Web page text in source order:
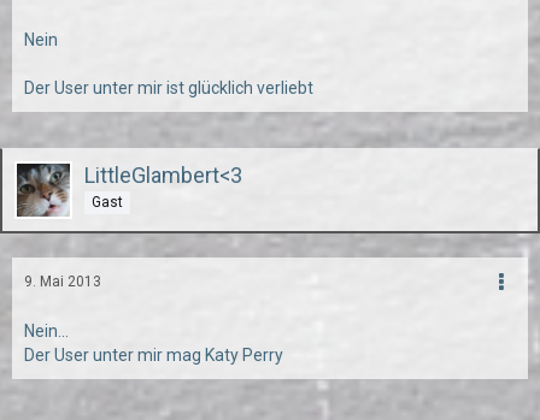
Nein
Der User unter mir ist glücklich verliebt
LittleGlambert<3
Gast
9. Mai 2013
Nein...
Der User unter mir mag Katy Perry